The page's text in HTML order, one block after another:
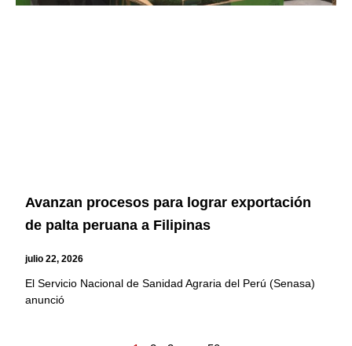
Avanzan procesos para lograr exportación
de palta peruana a Filipinas
julio 22, 2026
El Servicio Nacional de Sanidad Agraria del Perú (Senasa)
anunció